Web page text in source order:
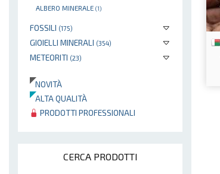
ALBERO MINERALE (1)
FOSSILI (175)
GIOIELLI MINERALI (354)
METEORITI (23)
NOVITÀ
ALTA QUALITÀ
PRODOTTI PROFESSIONALI
CERCA PRODOTTI